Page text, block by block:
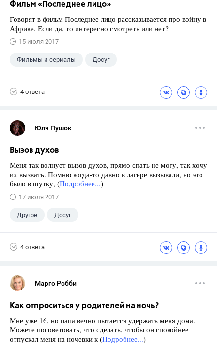
Фильм «Последнее лицо»
Говорят в фильм Последнее лицо рассказывается про войну в
Африке. Если да, то интересно смотреть или нет?
15 июля 2017
Фильмы и сериалы Досуг
4 ответа
Юля Пушок
Вызов духов
Меня так волнует вызов духов, прямо спать не могу, так хочу
их вызвать. Помню когда-то давно в лагере вызывали, но это
было в шутку, (Подробнее...)
17 июля 2017
Другое Досуг
4 ответа
Марго Робби
Как отпроситься у родителей на ночь?
Мне уже 16, но папа вечно пытается удержать меня дома.
Можете посоветовать, что сделать, чтобы он спокойнее
отпускал меня на ночевки к (Подробнее...)